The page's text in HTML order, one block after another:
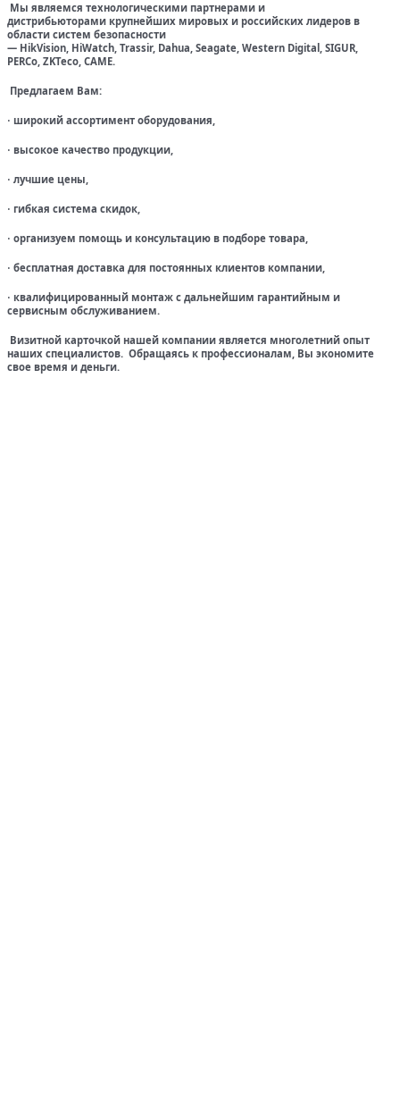
Мы являемся технологическими партнерами и
дистрибьюторами крупнейших мировых и российских лидеров в
области систем безопасности
— HikVision, HiWatch, Trassir, Dahua, Seagate, Western Digital, SIGUR,
PERCo, ZKTeco, CAME.
Предлагаем Вам:
· широкий ассортимент оборудования,
· высокое качество продукции,
· лучшие цены,
· гибкая система скидок,
· организуем помощь и консультацию в подборе товара,
· бесплатная доставка для постоянных клиентов компании,
· квалифицированный монтаж с дальнейшим гарантийным и
сервисным обслуживанием.
Визитной карточкой нашей компании является многолетний опыт
наших специалистов. Обращаясь к профессионалам, Вы экономите
свое время и деньги.